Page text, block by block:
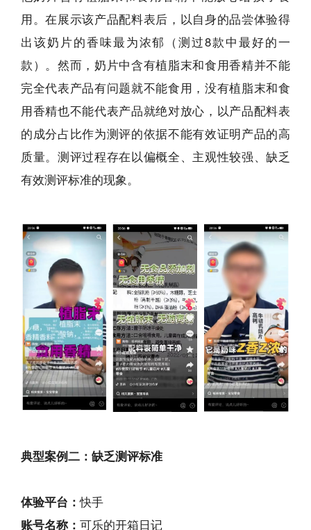
用。在展示该产品配料表后，以自身的品尝体验得
出该奶片的香味最为浓郁（测过8款中最好的一
款）。然而，奶片中含有植脂末和食用香精并不能
完全代表产品有问题就不能食用，没有植脂末和食
用香精也不能代表产品就绝对放心，以产品配料表
的成分占比作为测评的依据不能有效证明产品的高
质量。测评过程存在以偏概全、主观性较强、缺乏
有效测评标准的现象。
典型案例二：缺乏测评标准
体验平台：快手
账号名称： 可乐的开箱日记